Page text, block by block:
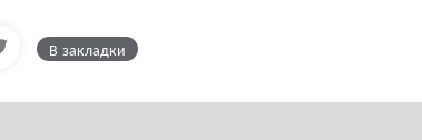
В закладки